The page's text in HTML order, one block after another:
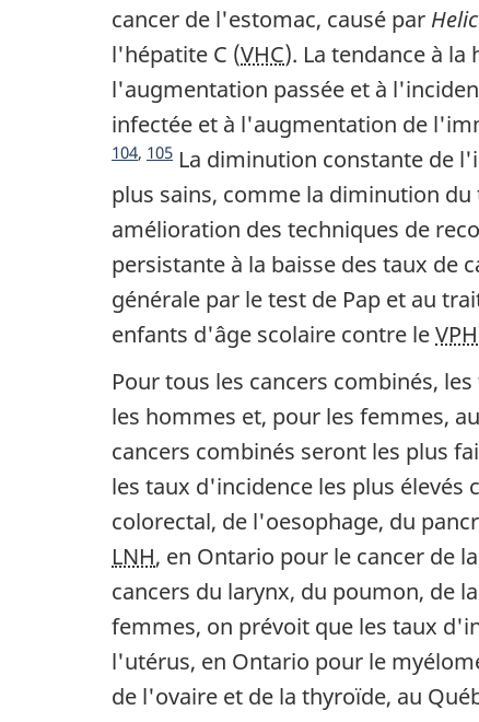
cancer de l'estomac, causé par
l'hépatite C (VHC). La tendance à
l'augmentation passée et à
infectée et à l'augmentation de
104,
Note du fin du texte
105 La diminution constante de
plus sains, comme la diminution
amélioration des techniques de
persistante à la baisse des taux de
générale par le test de Pap et au
enfants d'âge scolaire contre leVPH
Pour tous les cancers combinés,
les hommes et, pour les femmes,
cancers combinés seront les plus
les taux d'incidence les plus élevés
colorectal, de l'oesophage, du
LNH, en Ontario pour le cancer de
cancers du larynx, du poumon, de
femmes, on prévoit que les taux
l'utérus, en Ontario pour le
de l'ovaire et de la thyroïde, au